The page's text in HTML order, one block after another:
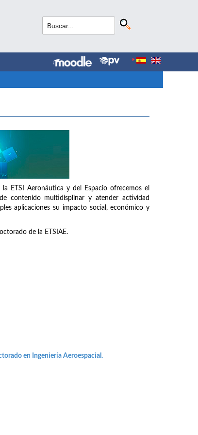
ETSI Aeronáutica y del Espacio ofrecemos el
contenido multidisplinar y atender actividad
aplicaciones su impacto social, económico y
de la ETSIAE.
en Ingeniería Aeroespacial.